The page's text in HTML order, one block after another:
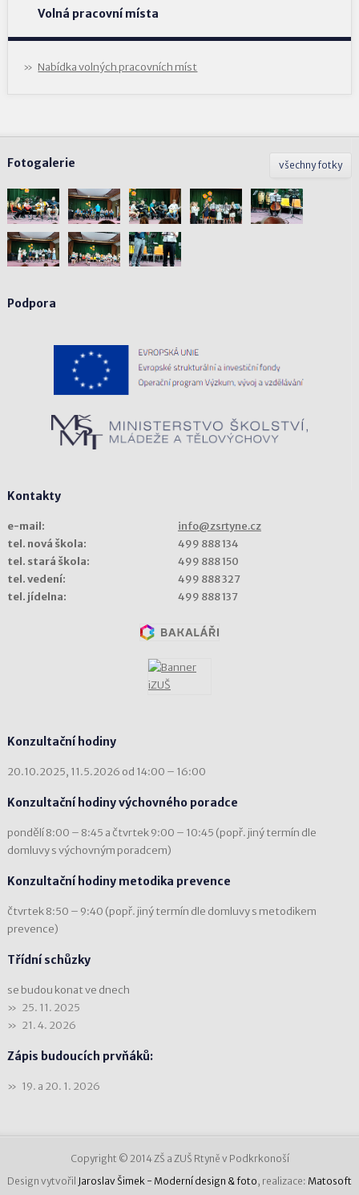
Volná pracovní místa
Nabídka volných pracovních míst
všechny fotky
Fotogalerie
Podpora
Kontakty
e-mail:
info@zsrtyne.cz
tel. nová škola:
499 888 134
tel. stará škola:
499 888 150
tel. vedení:
499 888 327
tel. jídelna:
499 888 137
Konzultační hodiny
20.10.2025, 11.5.2026 od 14:00 – 16:00
Konzultační hodiny výchovného poradce
pondělí 8:00 – 8:45 a čtvrtek 9:00 – 10:45 (popř. jiný termín dle
domluvy s výchovným poradcem)
Konzultační hodiny metodika prevence
čtvrtek 8:50 – 9:40 (popř. jiný termín dle domluvy s metodikem
prevence)
Třídní schůzky
se budou konat ve dnech
25. 11. 2025
21. 4. 2026
Zápis budoucích prvňáků:
19. a 20. 1. 2026
Copyright © 2014 ZŠ a ZUŠ Rtyně v Podkrkonoší
Design vytvořil Jaroslav Šimek - Moderní design & foto, realizace: Matosoft